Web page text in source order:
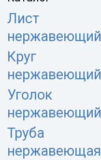
Лист
нержавеющий
Круг
нержавеющий
Уголок
нержавеющий
Труба
нержавеющая